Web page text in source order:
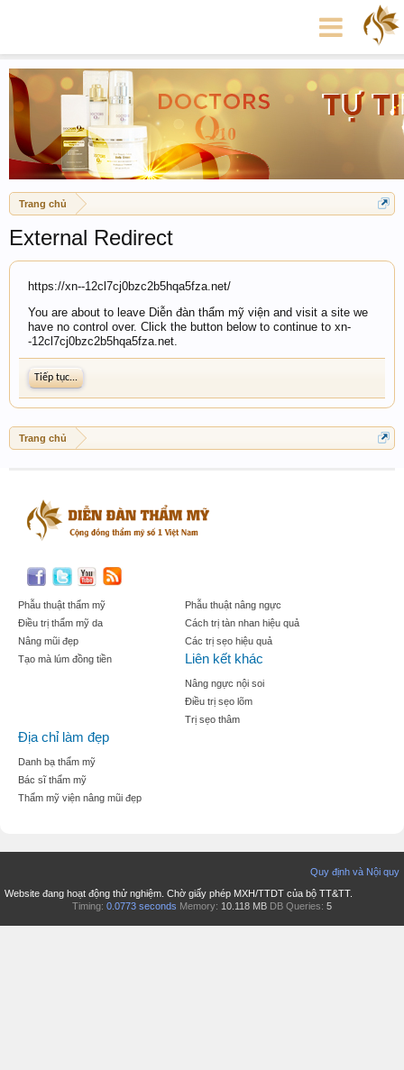
Trang chủ
External Redirect
https://xn--12cl7cj0bzc2b5hqa5fza.net/
You are about to leave Diễn đàn thẩm mỹ viện and visit a site we
have no control over. Click the button below to continue to xn-
-12cl7cj0bzc2b5hqa5fza.net.
Tiếp tục...
Trang chủ
Phẫu thuật thẩm mỹ
Điều trị thẩm mỹ da
Nâng mũi đẹp
Tạo mà lúm đồng tiền
Phẫu thuật nâng ngực
Cách trị tàn nhan hiệu quả
Các trị sẹo hiệu quả
Liên kết khác
Nâng ngực nội soi
Điều trị sẹo lõm
Trị sẹo thâm
Địa chỉ làm đẹp
Danh bạ thẩm mỹ
Bác sĩ thẩm mỹ
Thẩm mỹ viện nâng mũi đẹp
Quy định và Nội quy
Website đang hoạt động thử nghiệm. Chờ giấy phép MXH/TTDT của bộ TT&TT.
Timing: 0.0773 seconds Memory: 10.118 MB DB Queries: 5